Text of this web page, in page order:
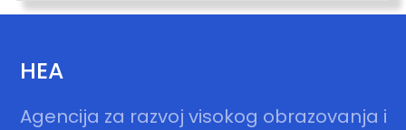
HEA
Agencija za razvoj visokog obrazovanja i